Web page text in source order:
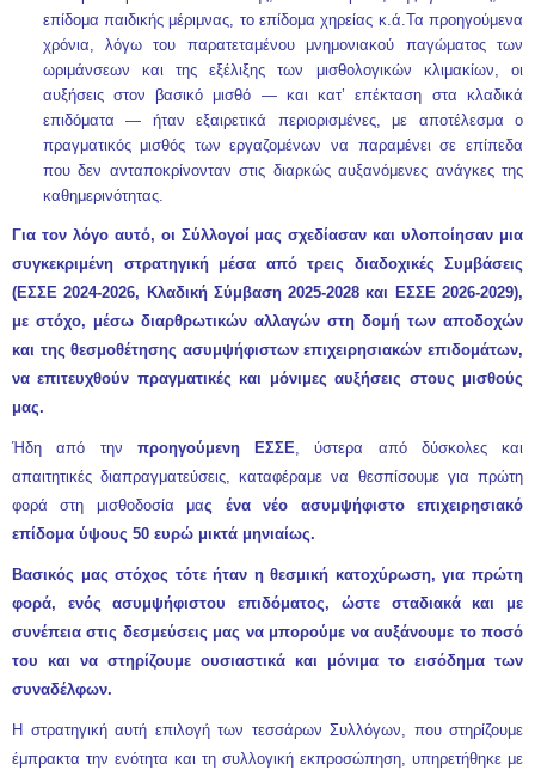
επίδομα παιδικής μέριμνας, το επίδομα χηρείας κ.ά.Τα προηγούμενα
χρόνια, λόγω του παρατεταμένου μνημονιακού παγώματος των
ωριμάνσεων και της εξέλιξης των μισθολογικών κλιμακίων, οι
αυξήσεις στον βασικό μισθό — και κατ’ επέκταση στα κλαδικά
επιδόματα — ήταν εξαιρετικά περιορισμένες, με αποτέλεσμα ο
πραγματικός μισθός των εργαζομένων να παραμένει σε επίπεδα
που δεν ανταποκρίνονταν στις διαρκώς αυξανόμενες ανάγκες της
καθημερινότητας.
Για τον λόγο αυτό, οι Σύλλογοί μας σχεδίασαν και υλοποίησαν μια
συγκεκριμένη στρατηγική μέσα από τρεις διαδοχικές Συμβάσεις
(ΕΣΣΕ 2024-2026, Κλαδική Σύμβαση 2025-2028 και ΕΣΣΕ 2026-2029),
με στόχο, μέσω διαρθρωτικών αλλαγών στη δομή των αποδοχών
και της θεσμοθέτησης ασυμψήφιστων επιχειρησιακών επιδομάτων,
να επιτευχθούν πραγματικές και μόνιμες αυξήσεις στους μισθούς
μας.
Ήδη από την προηγούμενη ΕΣΣΕ, ύστερα από δύσκολες και
απαιτητικές διαπραγματεύσεις, καταφέραμε να θεσπίσουμε για πρώτη
φορά στη μισθοδοσία μας ένα νέο ασυμψήφιστο επιχειρησιακό
επίδομα ύψους 50 ευρώ μικτά μηνιαίως.
Βασικός μας στόχος τότε ήταν η θεσμική κατοχύρωση, για πρώτη
φορά, ενός ασυμψήφιστου επιδόματος, ώστε σταδιακά και με
συνέπεια στις δεσμεύσεις μας να μπορούμε να αυξάνουμε το ποσό
του και να στηρίζουμε ουσιαστικά και μόνιμα το εισόδημα των
συναδέλφων.
Η στρατηγική αυτή επιλογή των τεσσάρων Συλλόγων, που στηρίζουμε
έμπρακτα την ενότητα και τη συλλογική εκπροσώπηση, υπηρετήθηκε με